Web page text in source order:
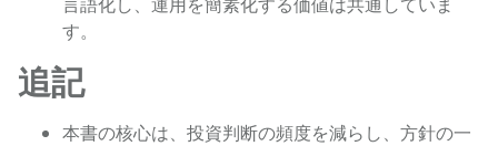
す。
追記
本書の核心は、投資判断の頻度を減らし、方針の一